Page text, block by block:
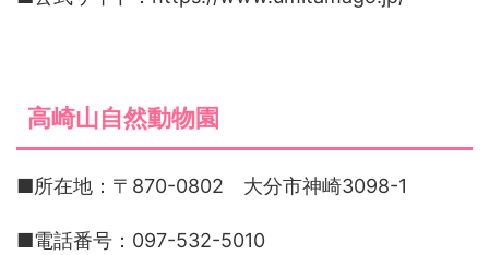
高崎山自然動物園
■所在地：〒870-0802 大分市神崎3098-1
■電話番号：097-532-5010